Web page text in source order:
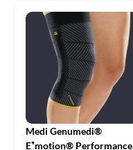
Medi Genumedi®
E⁺motion® Performance